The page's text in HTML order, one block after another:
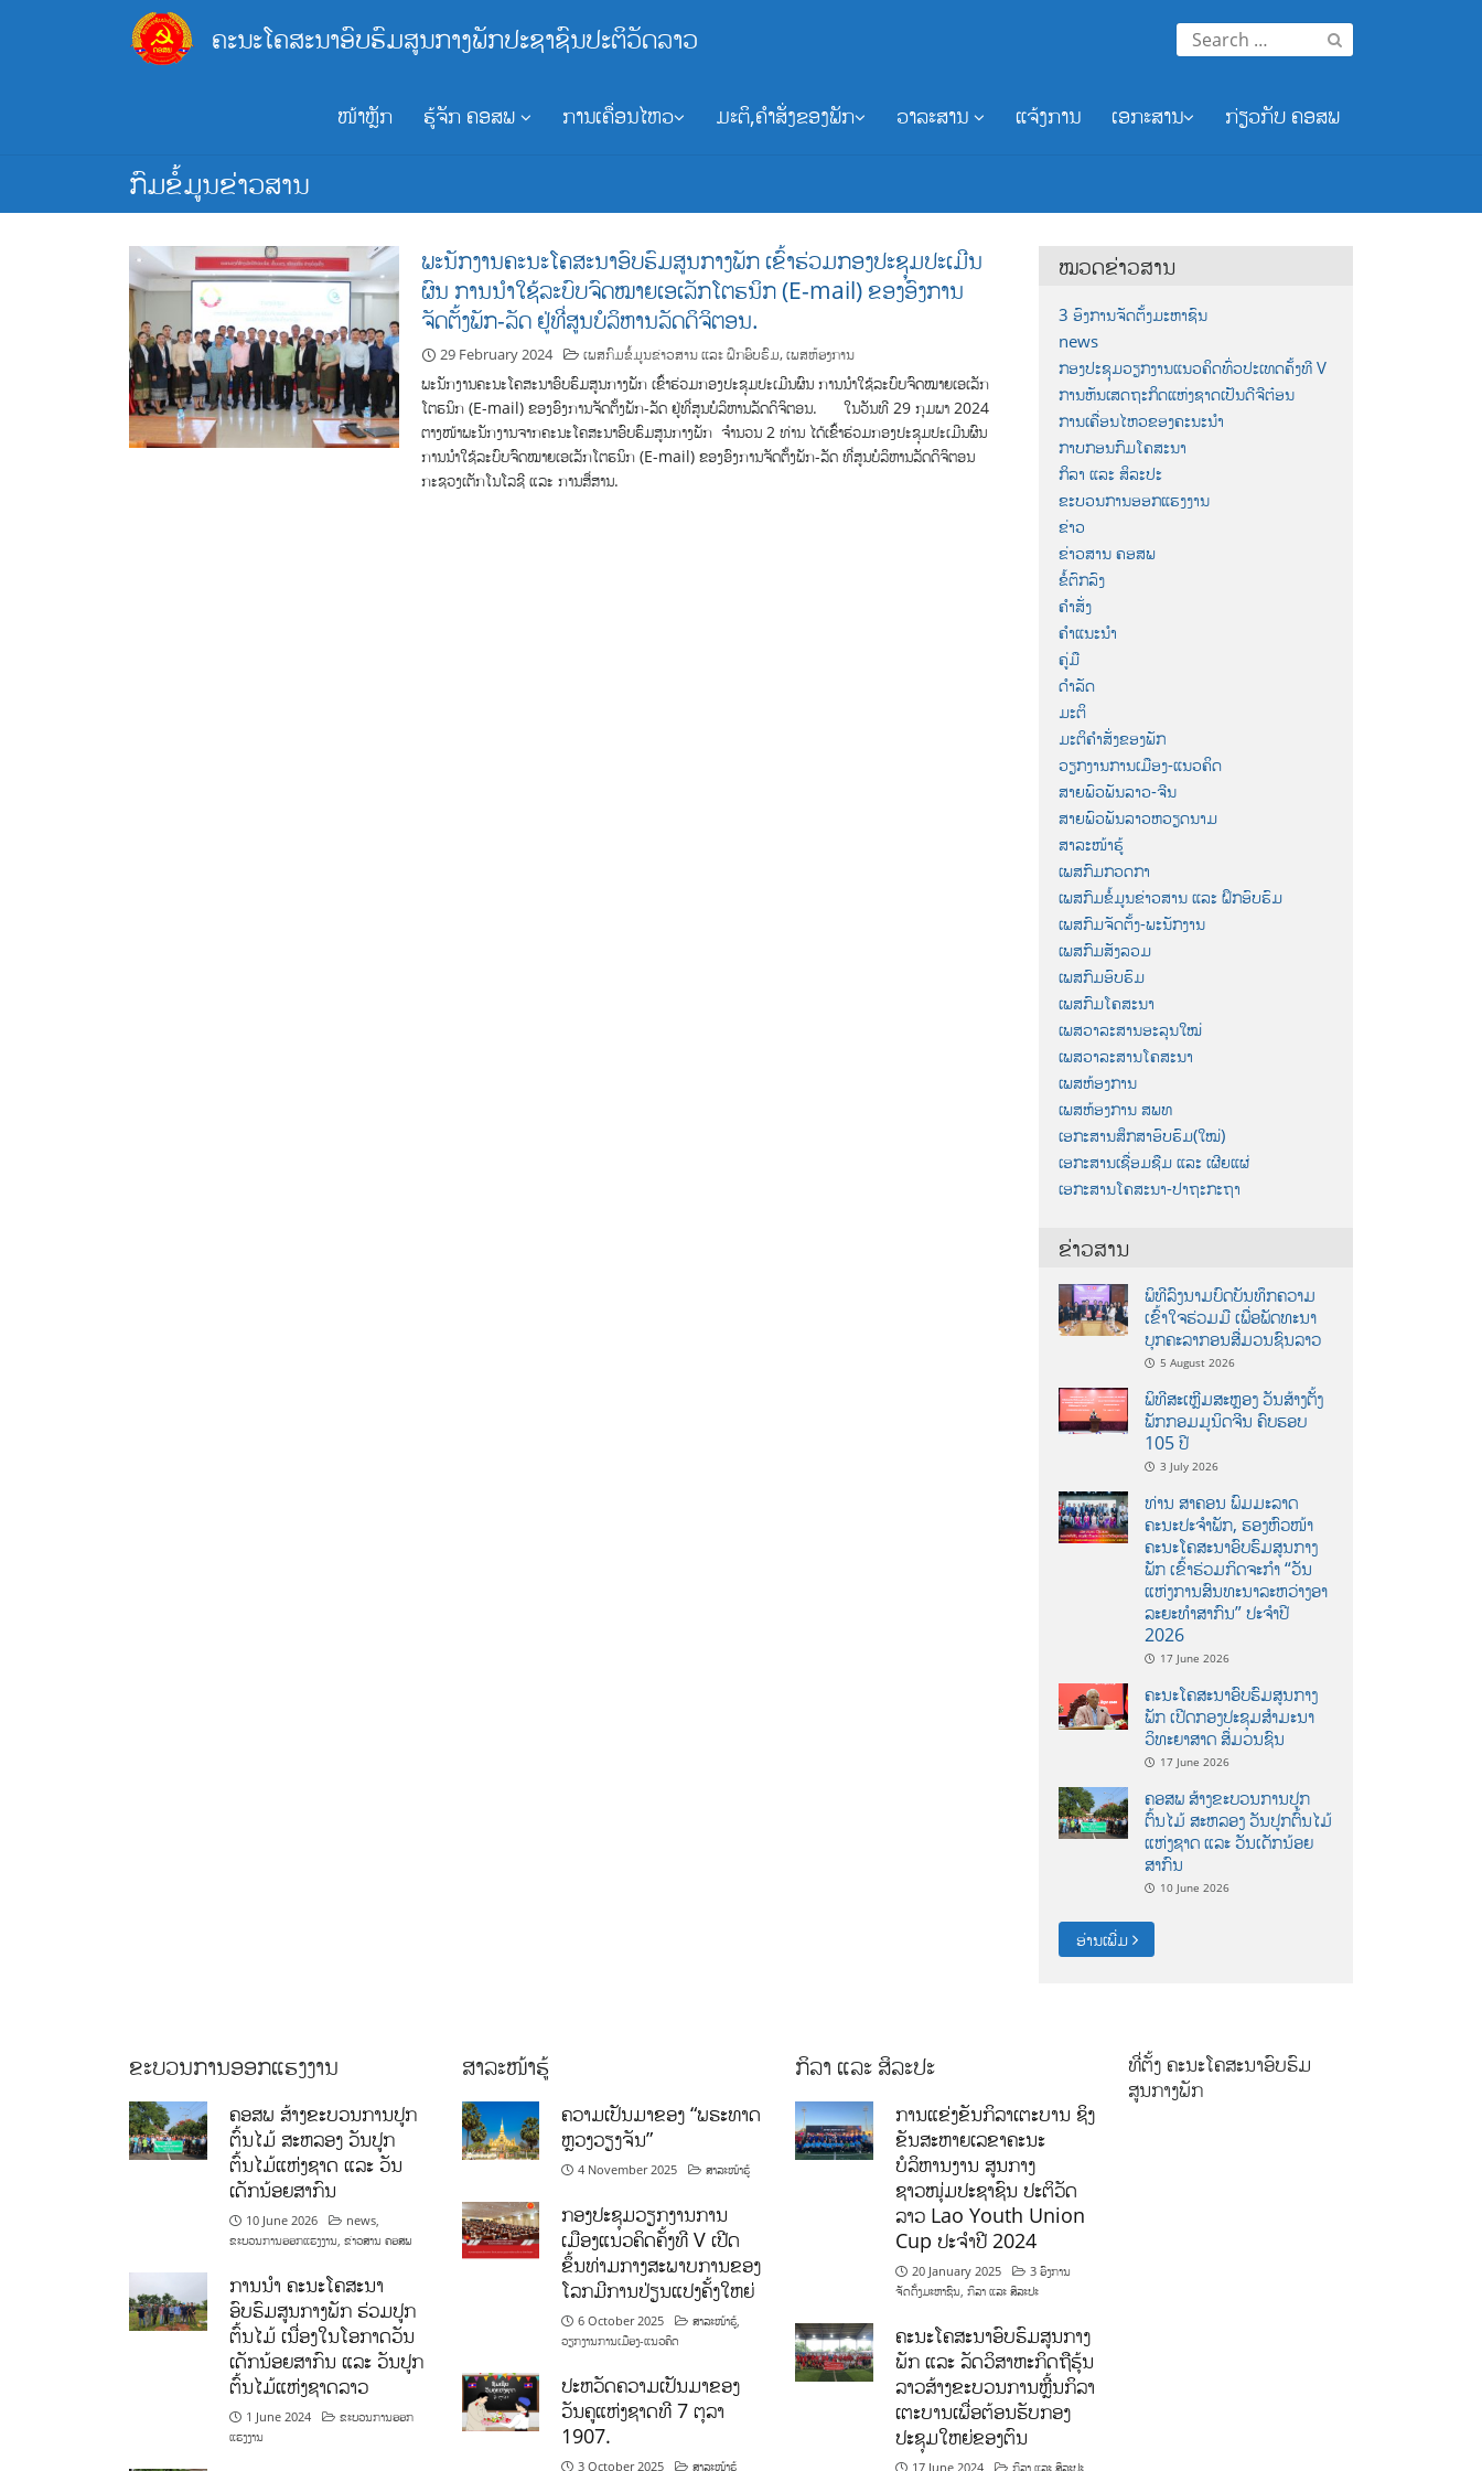
ຄະນະໂຄສະນາອົບຮົມສູນກາງພັກປະຊາຊົນປະຕິວັດລາວ
Search
for:
ໜ້າຫຼັກ ຮູ້ຈັກ ຄອສພ ການເຄື່ອນໄຫວ ມະຕິ,ຄຳສັ່ງຂອງພັກ ວາລະສານ ແຈ້ງການ ເອກະສານ ກ່ຽວກັບ ຄອສພ
ກົມຂໍ້ມູນຂ່າວສານ
ພະນັກງານຄະນະໂຄສະນາອົບຮົມສູນກາງພັກ ເຂົ້າຮ່ວມກອງປະຊຸມປະເມີນ
ຜົນ ການນຳໃຊ້ລະບົບຈົດໝາຍເອເລັກໂຕຮນິກ (E-mail) ຂອງອົງການ
ຈັດຕັ້ງພັກ-ລັດ ຢູ່ທີ່ສູນບໍລິຫານລັດດິຈິຕອນ.
29 February 2024 ເພສກົມຂໍ້ມູນຂ່າວສານ ແລະ ຝຶກອົບຮົມ,ເພສຫ້ອງການ
ພະນັກງານຄະນະໂຄສະນາອົບຮົມສູນກາງພັກ ເຂົ້າຮ່ວມກອງປະຊຸມປະເມີນຜົນ ການນຳໃຊ້ລະບົບຈົດໝາຍເອເລັກ
ໂຕຮນິກ (E-mail) ຂອງອົງການຈັດຕັ້ງພັກ-ລັດ ຢູ່ທີ່ສູນບໍລິຫານລັດດິຈິຕອນ. ໃນວັນທີ 29 ກຸມພາ 2024
ຕາງໜ້າພະນັກງານຈາກຄະນະໂຄສະນາອົບຮົມສູນກາງພັກ ຈຳນວນ 2 ທ່ານ ໄດ້ເຂົ້າຮ່ວມກອງປະຊຸມປະເມີນຜົນ
ການນຳໃຊ້ລະບົບຈົດໝາຍເອເລັກໂຕຮນິກ (E-mail) ຂອງອົງການຈັດຕັ້ງພັກ-ລັດ ທີ່ສູນບໍລິຫານລັດດິຈິຕອນ
ກະຊວງເຕັກໂນໂລຊີ ແລະ ການສື່ສານ.
ໝວດຂ່າວສານ
3 ອົງການຈັດຕັ້ງມະຫາຊົນ
news
ກອງປະຊຸມວຽກງານແນວຄິດທົ່ວປະເທດຄັ້ງທີ V
ການຫັນເສດຖະກິດແຫ່ງຊາດເປັນດີຈີຕ໋ອນ
ການເຄື່ອນໄຫວຂອງຄະນະນຳ
ກາບກອນກົມໂຄສະນາ
ກິລາ ແລະ ສິລະປະ
ຂະບວນການອອກແຮງງານ
ຂ່າວ
ຂ່າວສານ ຄອສພ
ຂໍ້ຕົກລົງ
ຄຳສັ່ງ
ຄຳແນະນຳ
ຄູ່ມື
ດຳລັດ
ມະຕິ
ມະຕິຄຳສັ່ງຂອງພັກ
ວຽກງານການເມືອງ-ແນວຄິດ
ສາຍພົວພັນລາວ-ຈີນ
ສາຍພົວພັນລາວຫວຽດນາມ
ສາລະໜ້າຮູ້
ເພສກົມກວດກາ
ເພສກົມຂໍ້ມູນຂ່າວສານ ແລະ ຝຶກອົບຮົມ
ເພສກົມຈັດຕັ້ງ-ພະນັກງານ
ເພສກົມສັງລວມ
ເພສກົມອົບຮົມ
ເພສກົມໂຄສະນາ
ເພສວາລະສານອະລຸນໃໝ່
ເພສວາລະສານໂຄສະນາ
ເພສຫ້ອງການ
ເພສຫ້ອງການ ສພທ
ເອກະສານສຶກສາອົບຮົມ(ໃໝ່)
ເອກະສານເຊື່ອມຊືມ ແລະ ເຜີຍແຜ່
ເອກະສານໂຄສະນາ-ປາຖະກະຖາ
ຂ່າວສານ
ພິທີລົງນາມບົດບັນທຶກຄວາມ
ເຂົ້າໃຈຮ່ວມມື ເພື່ອພັດທະນາ
ບຸກຄະລາກອນສື່ມວນຊົນລາວ
5 August 2026
ພິທີສະເຫຼີມສະຫຼອງ ວັນສ້າງຕັ້ງ
ພັກກອມມູນິດຈີນ ຄົບຮອບ
105 ປີ
3 July 2026
ທ່ານ ສາຄອນ ພົມມະລາດ
ຄະນະປະຈໍາພັກ, ຮອງຫົວໜ້າ
ຄະນະໂຄສະນາອົບຮົມສູນກາງ
ພັກ ເຂົ້າຮ່ວມກິດຈະກຳ “ວັນ
ແຫ່ງການສົນທະນາລະຫວ່າງອາ
ລະຍະທຳສາກົນ” ປະຈຳປີ
2026
17 June 2026
ຄະນະໂຄສະນາອົບຮົມສູນກາງ
ພັກ ເປີດກອງປະຊຸມສຳມະນາ
ວິທະຍາສາດ ສຶ່ມວນຊົນ
17 June 2026
ຄອສພ ສ້າງຂະບວນການປູກ
ຕົ້ນໄມ້ ສະຫລອງ ວັນປູກຕົ້ນໄມ້
ແຫ່ງຊາດ ແລະ ວັນເດັກນ້ອຍ
ສາກົນ
10 June 2026
ອ່ານເພີ່ມ
ຂະບວນການອອກແຮງງານ
ຄອສພ ສ້າງຂະບວນການປູກ
ຕົ້ນໄມ້ ສະຫລອງ ວັນປູກ
ຕົ້ນໄມ້ແຫ່ງຊາດ ແລະ ວັນ
ເດັກນ້ອຍສາກົນ
10 June 2026 news,
ຂະບວນການອອກແຮງງານ, ຂ່າວສານ ຄອສພ
ການນໍາ ຄະນະໂຄສະນາ
ອົບຮົມສູນກາງພັກ ຮ່ວມປູກ
ຕົ້ນໄມ້ ເນື່ອງໃນໂອກາດວັນ
ເດັກນ້ອຍສາກົນ ແລະ ວັນປູກ
ຕົ້ນໄມ້ແຫ່ງຊາດລາວ
1 June 2024
ຂະບວນການອອກ
ແຮງງານ
ສາລະໜ້າຮູ້
ຄວາມເປັນມາຂອງ “ພຣະທາດ
ຫຼວງວຽງຈັນ”
4 November 2025 ສາລະໜ້າຮູ້
ກອງປະຊຸມວຽກງານການ
ເມືອງແນວຄິດຄັ້ງທີ V ເປີດ
ຂຶ້ນທ່າມກາງສະພາບການຂອງ
ໂລກມີການປ່ຽນແປງຄັ້ງໃຫຍ່
6 October 2025 ສາລະໜ້າຮູ້,
ວຽກງານການເມືອງ-ແນວຄິດ
ປະຫວັດຄວາມເປັນມາຂອງ
ວັນຄູແຫ່ງຊາດທີ 7 ຕຸລາ
1907.
3 October 2025 ສາລະໜ້າຮູ້
ກິລາ ແລະ ສິລະປະ
ການແຂ່ງຂັນກິລາເຕະບານ ຊິງ
ຂັນສະຫາຍເລຂາຄະນະ
ບໍລິຫານງານ ສູນກາງ
ຊາວໜຸ່ມປະຊາຊົນ ປະຕິວັດ
ລາວ Lao Youth Union
Cup ປະຈຳປີ 2024
20 January 2025
3 ອົງການ
ຈັດຕັ້ງມະຫາຊົນ, ກິລາ ແລະ ສິລະປະ
ຄະນະໂຄສະນາອົບຮົມສູນກາງ
ພັກ ແລະ ລັດວິສາຫະກິດຖືຮຸ້ນ
ລາວສ້າງຂະບວນການຫຼີ້ນກິລາ
ເຕະບານເພື່ອຕ້ອນຮັບກອງ
ປະຊຸມໃຫຍ່ຂອງຕົນ
17 June 2024 ກິລາ ແລະ ສິລະປະ
ທີ່ຕັ້ງ ຄະນະໂຄສະນາອົບຮົມ
ສູນກາງພັກ